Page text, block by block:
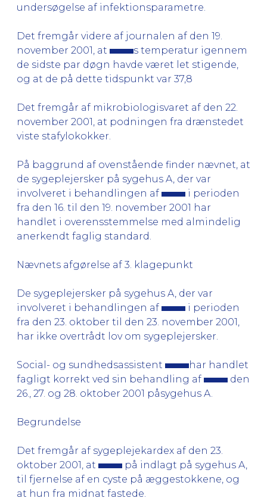
undersøgelse af infektionsparametre.
Det fremgår videre af journalen af den 19.
november 2001, at
s temperatur igennem
de sidste par døgn havde været let stigende,
og at de på dette tidspunkt var 37,8
Det fremgår af mikrobiologisvaret af den 22.
november 2001, at podningen fra drænstedet
viste stafylokokker.
På baggrund af ovenstående finder nævnet, at
de sygeplejersker på sygehus A, der var
involveret i behandlingen af
i perioden
fra den 16. til den 19. november 2001 har
handlet i overensstemmelse med almindelig
anerkendt faglig standard.
Nævnets afgørelse af 3. klagepunkt
De sygeplejersker på sygehus A, der var
involveret i behandlingen af
i perioden
fra den 23. oktober til den 23. november 2001,
har ikke overtrådt lov om sygeplejersker.
Social- og sundhedsassistent
har handlet
fagligt korrekt ved sin behandling af
den
26., 27. og 28. oktober 2001 påsygehus A.
Begrundelse
Det fremgår af sygeplejekardex af den 23.
oktober 2001, at
på indlagt på sygehus A,
til fjernelse af en cyste på æggestokkene, og
at hun fra midnat fastede.